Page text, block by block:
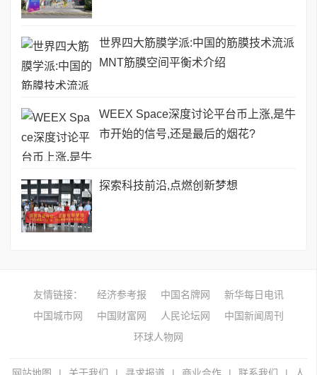
世界四大筋膜学派:中国的筋膜技术流派
MNT筋膜空间平衡术介绍
WEEX Space深度讨论平台币上涨,是牛
市开始的信号,还是最后的烟花?
探索科技前沿,点燃创新梦想
友情链接： 经济参考报 中国名牌网
新华每日电讯
中国城市网
中国财富网 人民论坛网
中国新闻周刊
环球人物网